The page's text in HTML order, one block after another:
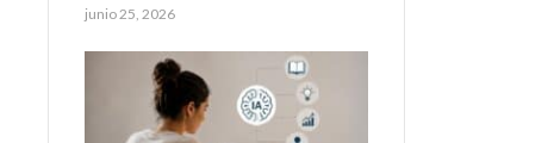
junio 25, 2026